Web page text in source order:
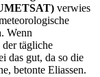
verwies
Wenn
tägliche
das gut, da so die
betonte Eliassen.